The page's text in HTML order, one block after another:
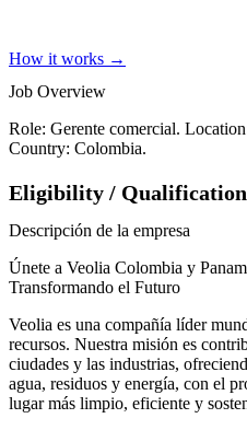
How it works →
Job Overview
Role: Gerente comercial.
Country: Colombia.
Eligibility /
Descripción de la empresa
Únete a Veolia Colombia y
Transformando el Futuro
Veolia es una compañía líder
recursos. Nuestra misión es
ciudades y las industrias,
agua, residuos y energía, con el
lugar más limpio, eficiente y